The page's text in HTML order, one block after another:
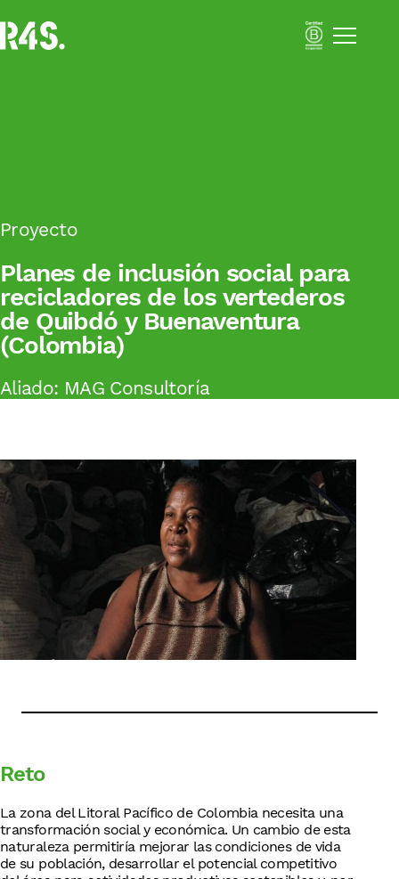
Menú
Portfolio
Inclusive Business
Academia
Impacto
Blog
Català
Español
Proyecto
Planes de inclusión social para
recicladores de los vertederos
de Quibdó y Buenaventura
(Colombia)
Aliado: MAG Consultoría
Reto
La zona del Litoral Pacífico de Colombia necesita una
transformación social y económica. Un cambio de esta
naturaleza permitiría mejorar las condiciones de vida
de su población, desarrollar el potencial competitivo